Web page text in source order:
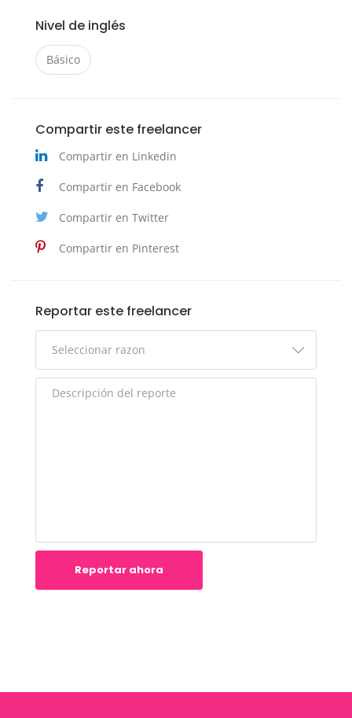
Nivel de inglés
Básico
Compartir este freelancer
Compartir en Linkedin
Compartir en Facebook
Compartir en Twitter
Compartir en Pinterest
Reportar este freelancer
Reportar ahora